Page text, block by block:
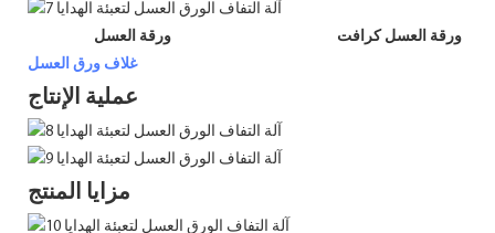
ورقة العسل كرافت
ورقة العسل
غلاف ورق العسل
عملية الإنتاج
مزايا المنتج